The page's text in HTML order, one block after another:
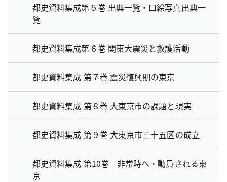
都史資料集成第５巻 出典一覧・口絵写真出典一
覧
都史資料集成第６巻 関東大震災と救護活動
都史資料集成 第７巻 震災復興期の東京
都史資料集成 第８巻 大東京市の課題と現実
都史資料集成 第９巻 大東京市三十五区の成立
都史資料集成 第10巻 非常時へ・動員される東
京